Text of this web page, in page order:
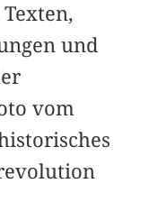
und
vom